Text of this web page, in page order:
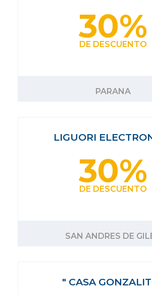
30%
DE DESCUENTO
PARANA
LIGUORI
30%
DE DESCUENTO
SAN ANDRES DE
" CASA